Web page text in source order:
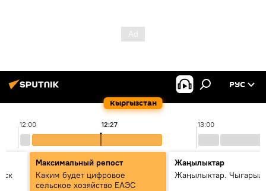
Кыргызстан
РУС
12:00 13:00
12:27
Максимальный репост
Каким будет цифровое
сельское хозяйство ЕАЭС
Жаңылыктар
Жаңылыктар.